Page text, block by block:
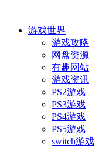
游戏世界
游戏攻略
网盘资源
有趣网站
游戏资讯
PS2游戏
PS3游戏
PS4游戏
PS5游戏
switch游戏